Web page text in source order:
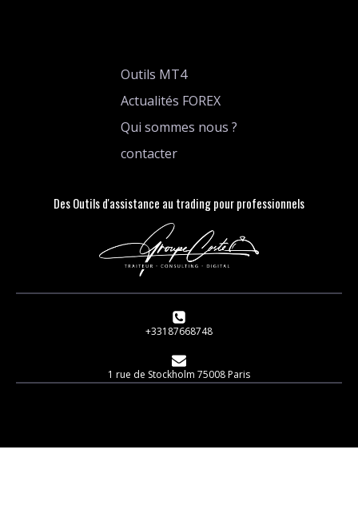
Outils MT4
Actualités FOREX
Qui sommes nous ?
contacter
Des Outils d'assistance au trading pour professionnels
+33187668748
1 rue de Stockholm 75008 Paris